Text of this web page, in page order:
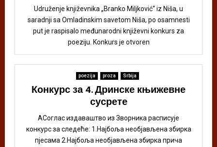
Udruženje književnika „Branko Miljković“ iz Niša, u
saradnji sa Omladinskim savetom Niša, po osamnesti
put je raspisalo međunarodni književni konkurs za
poeziju. Konkurs je otvoren
poezija proza Srbija
Конкурс за 4. Дринске књижевне
сусрете
АСоглас издаваштво из Зворника расписује
конкурс за следеће: 1.Најбоља необјављена збирка
пјесама 2.Најбоља необјављена збирка прича